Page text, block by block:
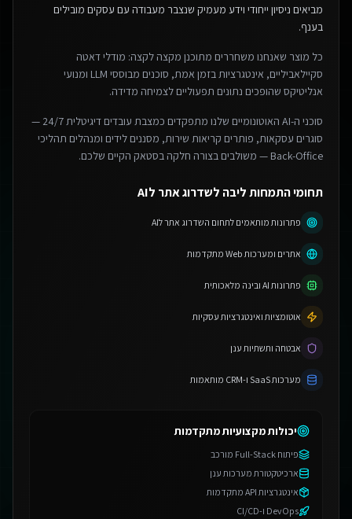
מביאים ניסיון ייחודי וידע מעמיק שנצבר מעבודה עם עסקים מובילים
בענף.
כל מוצר שאנחנו משחררים מתוכנן מקצה לקצה: מודלי דאטה
סקיילאביליים, אינטגרציות בזמן אמת, סוכנים מבוססי LLM ומנועי
אנליטיקס שהופכים נתונים תפעוליים לצמיחה מדידה.
סוכני ה-AI האוטונומיים שלנו מתפקדים כמצבת עובדים דיגיטלית 24/7 —
סוגרים עסקאות, פותרים קריאות שירות, מסננים לידים ומנהלים תהליכי
Back-Office — משולבים בצורה חלקה בסטאק הקיים שלכם.
תחומי התמחות ליבה לשדרוג אתר לAI
פתרונות מותאמים לתחום השדרוג אתר לAI
אתרים ומערכות Web מתקדמות
פתרונות AI ובינה מלאכותית
אוטומציות ואינטגרציות עסקיות
אבטחה ותשתיות ענן
מערכות SaaS ו-CRM מותאמות
יכולות מקצועיות מתקדמות
פיתוח Full-Stack מורכב
ארכיטקטורת מערכות ענן
אינטגרציות API מתקדמות
DevOps ו-CI/CD